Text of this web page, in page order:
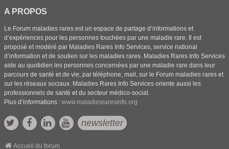
A PROPOS
Le Forum maladies rares est un espace de partage d’informations et
d’expériences pour les personnes touchées par une maladie rare. Il est
proposé et modéré par Maladies Rares Info Services, service national
d’information et de soutien sur les maladies rares. Maladies Rares Info Services
aide au quotidien les personnes concernées par une maladie rare dans leur
parcours de santé et de vie, par téléphone, mail, sur le Forum maladies rares et
sur les réseaux sociaux. Maladies Rares Info Services oriente aussi les
professionnels de santé et du secteur médico-social.
Plus d’informations : www.maladiesraresinfo.org
newsletter
Accueil du forum